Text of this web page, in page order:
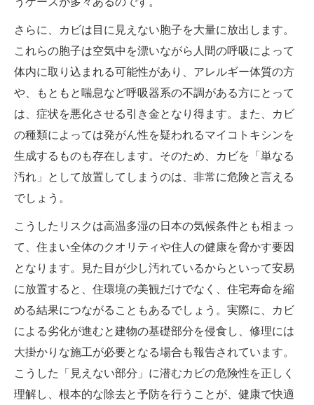
さらに、カビは目に見えない胞子を大量に放出します。
これらの胞子は空気中を漂いながら人間の呼吸によって
体内に取り込まれる可能性があり、アレルギー体質の方
や、もともと喘息など呼吸器系の不調がある方にとって
は、症状を悪化させる引き金となり得ます。また、カビ
の種類によっては発がん性を疑われるマイコトキシンを
生成するものも存在します。そのため、カビを「単なる
汚れ」として放置してしまうのは、非常に危険と言える
でしょう。
こうしたリスクは高温多湿の日本の気候条件とも相まっ
て、住まい全体のクオリティや住人の健康を脅かす要因
となります。見た目が少し汚れているからといって安易
に放置すると、住環境の美観だけでなく、住宅寿命を縮
める結果につながることもあるでしょう。実際に、カビ
による劣化が進むと建物の基礎部分を侵食し、修理には
大掛かりな施工が必要となる場合も報告されています。
こうした「見えない部分」に潜むカビの危険性を正しく
理解し、根本的な除去と予防を行うことが、健康で快適